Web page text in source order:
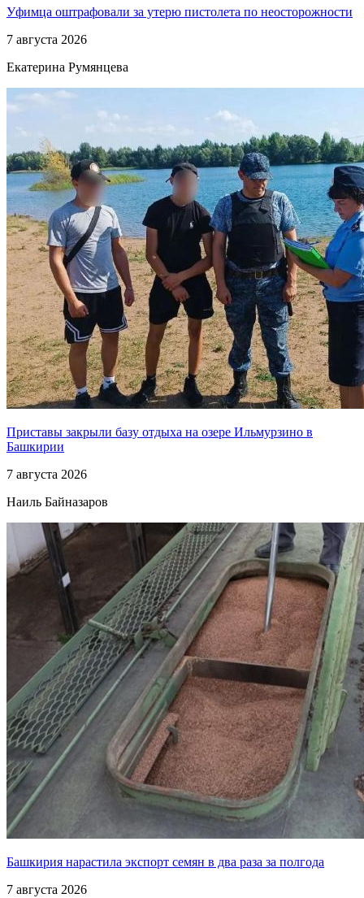
Уфимца оштрафовали за утерю пистолета по неосторожности
7 августа 2026
Екатерина Румянцева
Приставы закрыли базу отдыха на озере Ильмурзино в
Башкирии
7 августа 2026
Наиль Байназаров
Башкирия нарастила экспорт семян в два раза за полгода
7 августа 2026